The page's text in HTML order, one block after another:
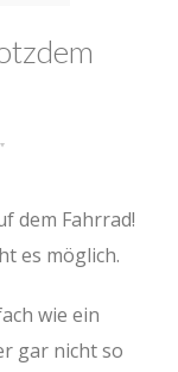
dem Fahrrad!
es möglich.
wie ein
gar nicht so